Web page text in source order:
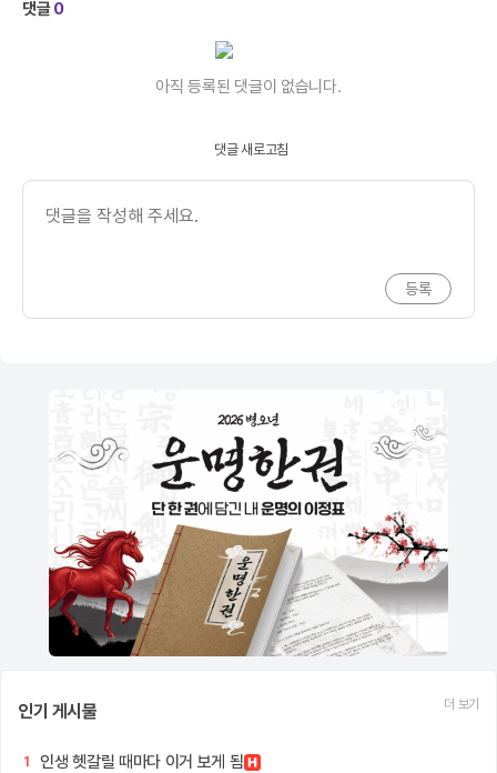
댓글0
아직 등록된 댓글이 없습니다.
댓글 새로고침
인기 게시물 더 보기
1 인생 헷갈릴 때마다 이거 보게 됨